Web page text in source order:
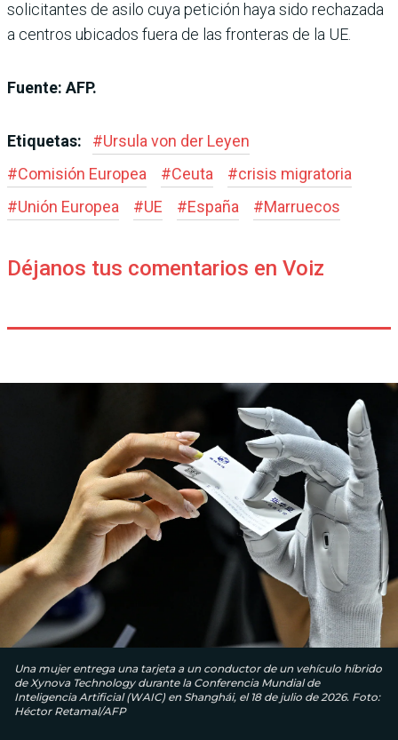
solicitantes de asilo cuya petición haya sido rechazada
a centros ubicados fuera de las fronteras de la UE.
Fuente: AFP.
Etiquetas: #Ursula von der Leyen
#Comisión Europea #Ceuta #crisis migratoria
#Unión Europea #UE #España #Marruecos
Déjanos tus comentarios en Voiz
Una mujer entrega una tarjeta a un conductor de un vehículo híbrido
de Xynova Technology durante la Conferencia Mundial de
Inteligencia Artificial (WAIC) en Shanghái, el 18 de julio de 2026. Foto:
Héctor Retamal/AFP